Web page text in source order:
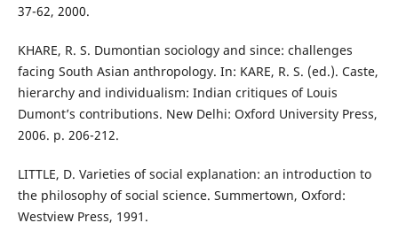
37-62, 2000.
KHARE, R. S. Dumontian sociology and since: challenges
facing South Asian anthropology. In: KARE, R. S. (ed.). Caste,
hierarchy and individualism: Indian critiques of Louis
Dumont’s contributions. New Delhi: Oxford University Press,
2006. p. 206-212.
LITTLE, D. Varieties of social explanation: an introduction to
the philosophy of social science. Summertown, Oxford:
Westview Press, 1991.